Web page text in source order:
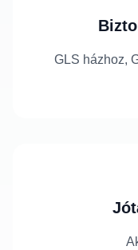
GLS házhoz,